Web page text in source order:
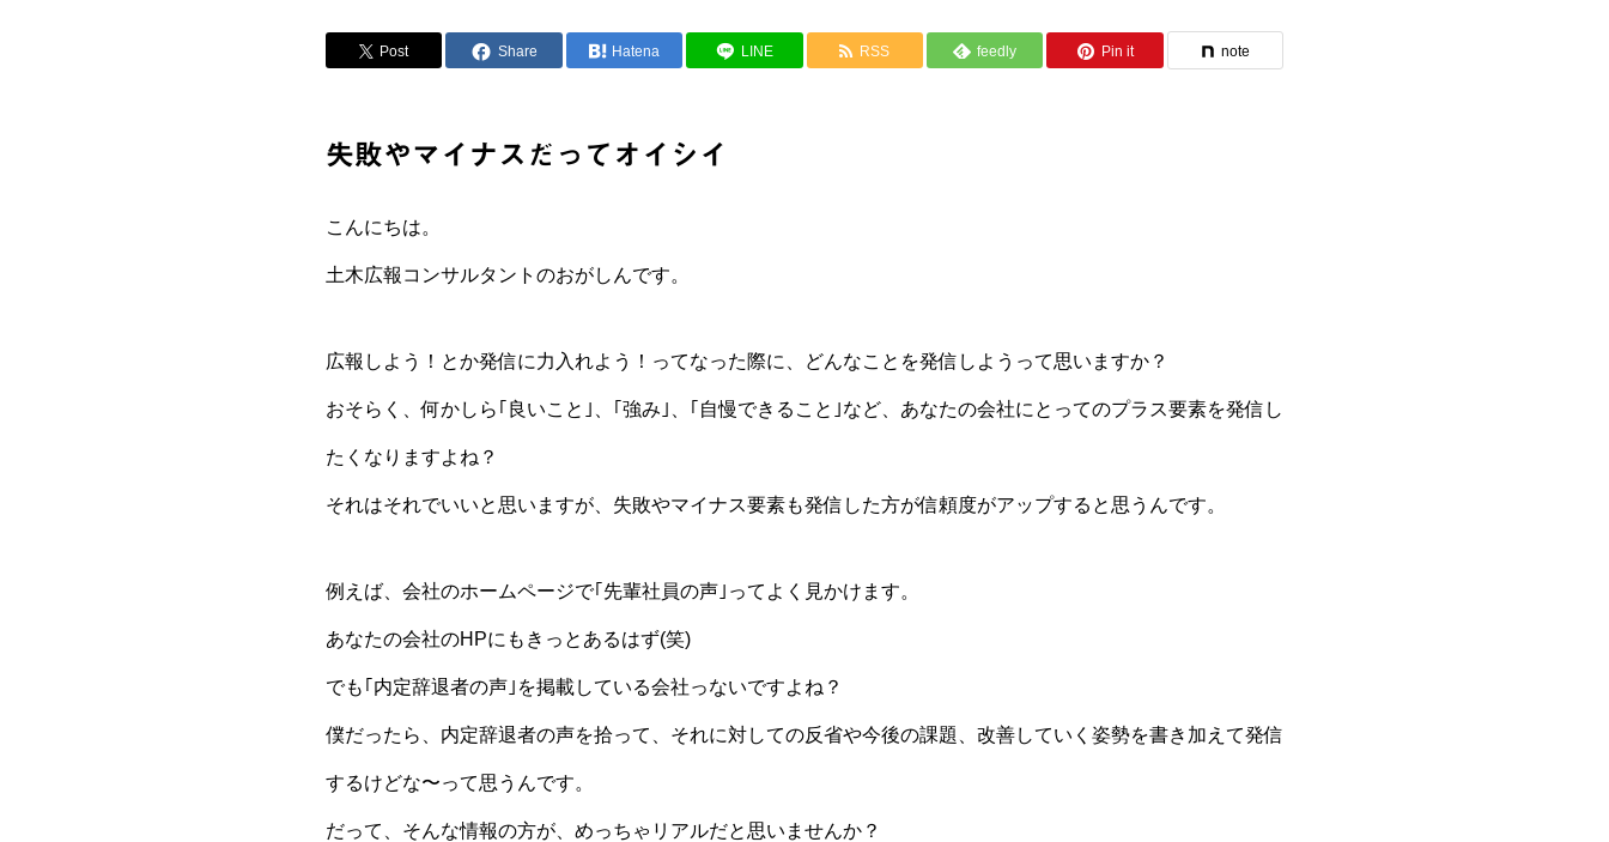
Post Share Hatena LINE RSS feedly Pin it note
失敗やマイナスだってオイシイ
こんにちは。
土木広報コンサルタントのおがしんです。
広報しよう！とか発信に力入れよう！ってなった際に、どんなことを発信しようって思いますか？
おそらく、何かしら｢良いこと｣、｢強み｣、｢自慢できること｣など、あなたの会社にとってのプラス要素を発信し
たくなりますよね？
それはそれでいいと思いますが、失敗やマイナス要素も発信した方が信頼度がアップすると思うんです。
例えば、会社のホームページで｢先輩社員の声｣ってよく見かけます。
あなたの会社のHPにもきっとあるはず(笑)
でも｢内定辞退者の声｣を掲載している会社っないですよね？
僕だったら、内定辞退者の声を拾って、それに対しての反省や今後の課題、改善していく姿勢を書き加えて発信
するけどな〜って思うんです。
だって、そんな情報の方が、めっちゃリアルだと思いませんか？